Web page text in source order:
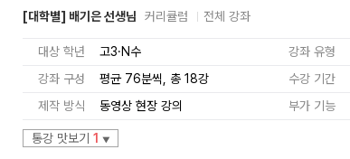
[대학별] 배기은 선생님 커리큘럼 전체 강좌
대상 학년 고3·N수 강좌 유형
강좌 구성
평균 76분씩, 총 18강 수강 기간
제작 방식
동영상 현장 강의 부가 기능
통강 맛보기 1 ▼